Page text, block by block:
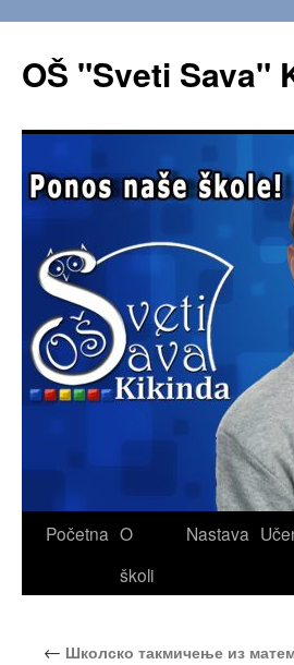
OŠ "Sveti Sava"
Skip
Početna O
školi
Nastava
← Школско такмичење из